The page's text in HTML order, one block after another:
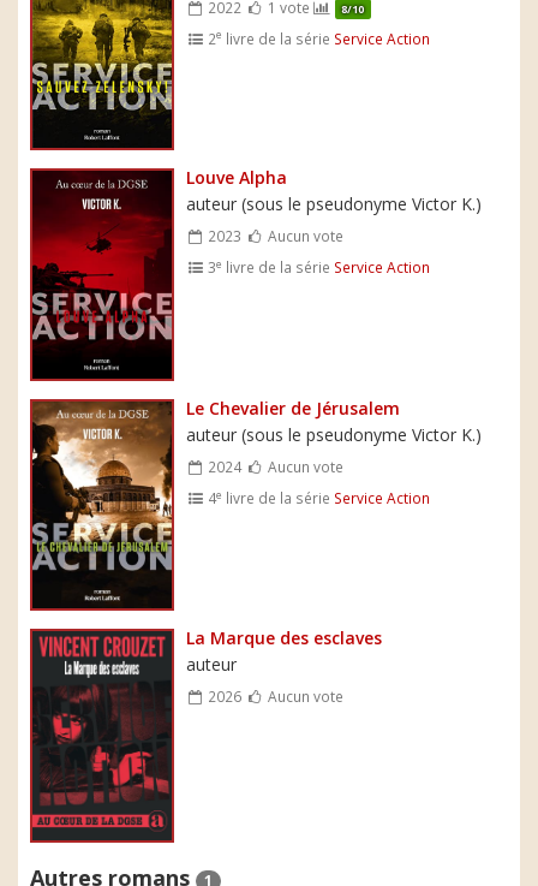
2022 1 vote 8/10
2e livre de la série Service Action
Louve Alpha
auteur (sous le pseudonyme Victor K.)
2023
Aucun vote
3e livre de la série Service Action
Le Chevalier de Jérusalem
auteur (sous le pseudonyme Victor K.)
2024
Aucun vote
4e livre de la série Service Action
La Marque des esclaves
auteur
2026 Aucun vote
Autres romans 1